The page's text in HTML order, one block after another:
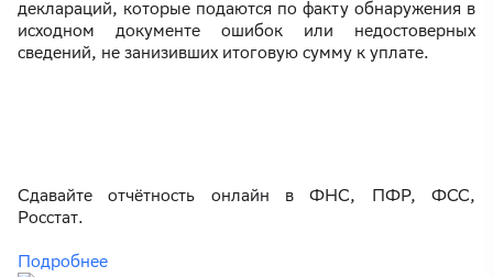
деклараций, которые подаются по факту обнаружения в
исходном документе ошибок или недостоверных
сведений, не занизивших итоговую сумму к уплате.
Сдавайте отчётность онлайн в ФНС, ПФР, ФСС,
Росстат.
Подробнее